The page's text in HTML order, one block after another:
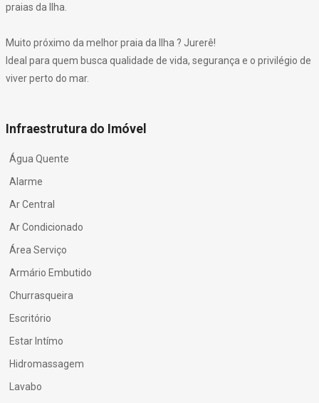
praias da Ilha.
Muito próximo da melhor praia da Ilha ? Jurerê!
Ideal para quem busca qualidade de vida, segurança e o privilégio de
viver perto do mar.
Infraestrutura do Imóvel
Água Quente
Alarme
Ar Central
Ar Condicionado
Área Serviço
Armário Embutido
Churrasqueira
Escritório
Estar Intímo
Hidromassagem
Lavabo